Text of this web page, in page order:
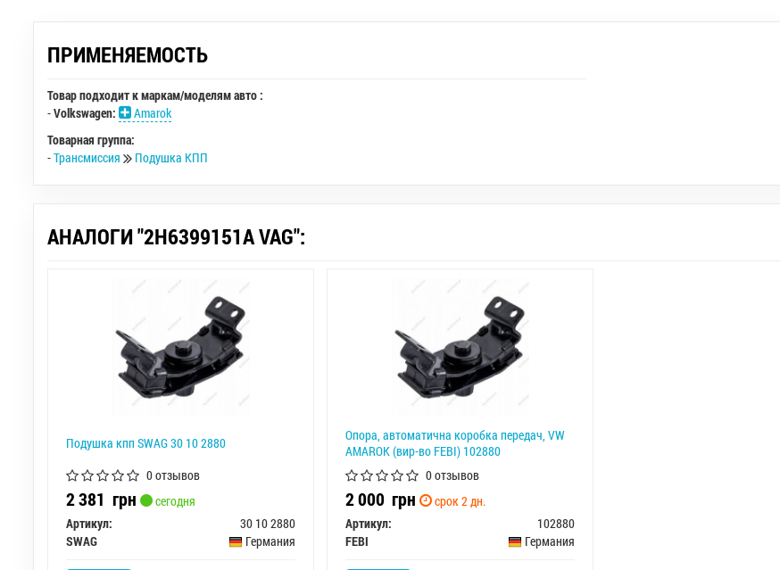
ПРИМЕНЯЕМОСТЬ
Товар подходит к маркам/моделям авто :
-Volkswagen:
Amarok
Товарная группа:
-Трансмиссия Подушка КПП
АНАЛОГИ "2H6399151A VAG":
Подушкa кпп SWAG 30 10 2880
0 отзывов
2 381 грн
сегодня
Артикул:
30 10 2880
SWAG
Германия
Опора, автоматична коробка передач, VW
AMAROK (вир-во FEBI) 102880
0 отзывов
2 000 грн
срок 2 дн.
Артикул:
102880
FEBI
Германия